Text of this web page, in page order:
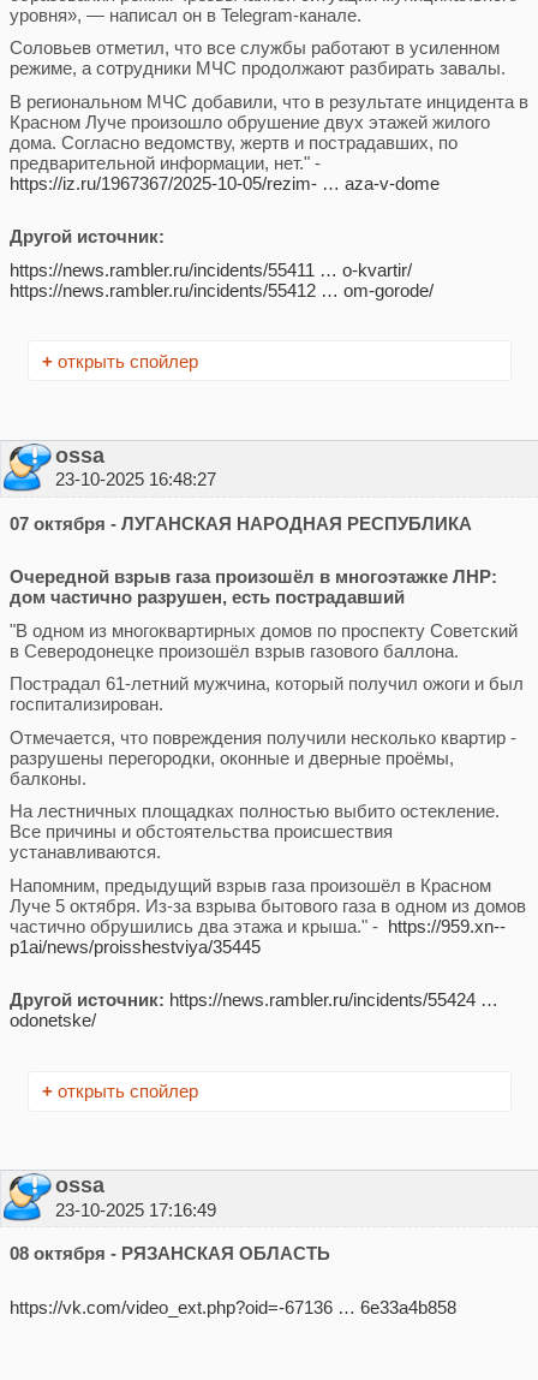
уровня», — написал он в Telegram-канале.
Соловьев отметил, что все службы работают в усиленном
режиме, а сотрудники МЧС продолжают разбирать завалы.
В региональном МЧС добавили, что в результате инцидента в
Красном Луче произошло обрушение двух этажей жилого
дома. Согласно ведомству, жертв и пострадавших, по
предварительной информации, нет." -
https://iz.ru/1967367/2025-10-05/rezim- … aza-v-dome
Другой источник:
https://news.rambler.ru/incidents/55411 … o-kvartir/
https://news.rambler.ru/incidents/55412 … om-gorode/
+открыть спойлер
ossa
23-10-2025 16:48:27
07 октября - ЛУГАНСКАЯ НАРОДНАЯ РЕСПУБЛИКА
Очередной взрыв газа произошёл в многоэтажке ЛНР:
дом частично разрушен, есть пострадавший
"В одном из многоквартирных домов по проспекту Советский
в Северодонецке произошёл взрыв газового баллона.
Пострадал 61-летний мужчина, который получил ожоги и был
госпитализирован.
Отмечается, что повреждения получили несколько квартир -
разрушены перегородки, оконные и дверные проёмы,
балконы.
На лестничных площадках полностью выбито остекление.
Все причины и обстоятельства происшествия
устанавливаются.
Напомним, предыдущий взрыв газа произошёл в Красном
Луче 5 октября. Из-за взрыва бытового газа в одном из домов
частично обрушились два этажа и крыша." - https://959.xn--
p1ai/news/proisshestviya/35445
Другой источник: https://news.rambler.ru/incidents/55424 …
odonetske/
+открыть спойлер
ossa
23-10-2025 17:16:49
08 октября - РЯЗАНСКАЯ ОБЛАСТЬ
https://vk.com/video_ext.php?oid=-67136 … 6e33a4b858